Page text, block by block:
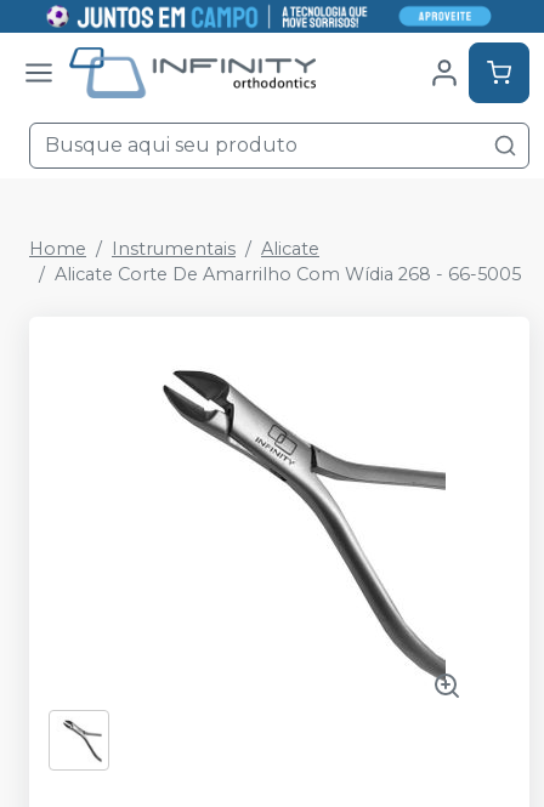
Home Instrumentais
Alicate
Alicate Corte De Amarrilho Com Wídia 268 - 66-5005